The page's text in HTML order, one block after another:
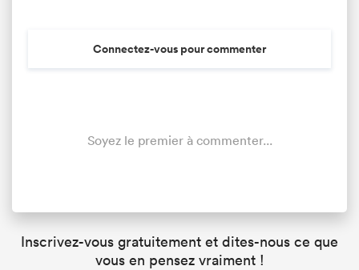
Connectez-vous pour commenter
Soyez le premier à commenter...
Inscrivez-vous gratuitement et dites-nous ce que
vous en pensez vraiment !